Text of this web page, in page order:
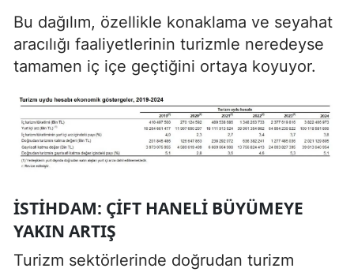
Bu dağılım, özellikle konaklama ve seyahat
aracılığı faaliyetlerinin turizmle neredeyse
tamamen iç içe geçtiğini ortaya koyuyor.
İSTIHDAM: ÇIFT HANELI BÜYÜMEYE
YAKIN ARTIŞ
Turizm sektörlerinde doğrudan turizm